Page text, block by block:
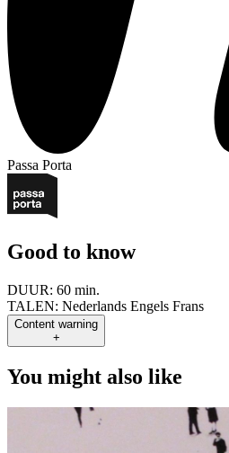
Passa Porta
Good to know
DUUR: 60 min.
TALEN: Nederlands Engels Frans
Content warning
+
You might also like